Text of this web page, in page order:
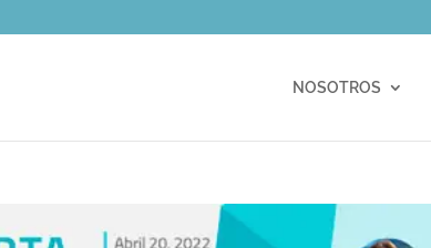
NOSOTROS